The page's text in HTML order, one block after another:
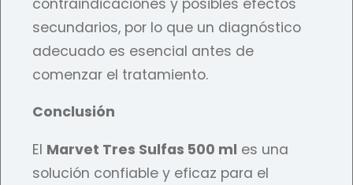
secundarios, por lo que un diagnóstico
adecuado es esencial antes de
comenzar el tratamiento.
Conclusión
El Marvet Tres Sulfas 500 ml es una
solución confiable y eficaz para el